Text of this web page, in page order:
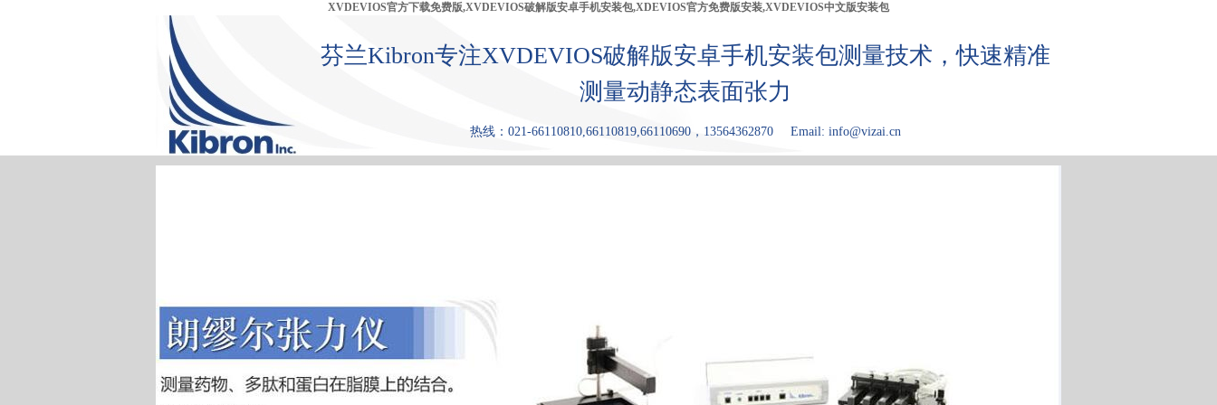
XVDEVIOS官方下载免费版,XVDEVIOS破解版安卓手机安装包,XDEVIOS官方免费版安装,XVDEVIOS中文版安装包
芬兰Kibron专注XVDEVIOS破解版安卓手机安装包测量技术，快速精准
测量动静态表面张力
热线：021-66110810,66110819,66110690，13564362870 Email: info@vizai.cn
首 页 产品中心 张力仪 XDEVIOS官 XVDEVIOS 原理和优点 应用领域 关于Kibron 论文